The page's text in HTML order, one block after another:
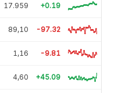
17.959 +0.19
89,10 -97.32
1,16 -9.81
4,60 +45.09